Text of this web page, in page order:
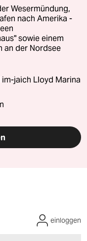
Wesermündung,
nach Amerika -
sowie einem
an der Nordsee
jaich Lloyd Marina
einloggen